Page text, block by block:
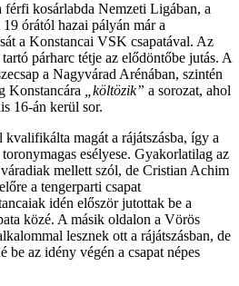
férfi kosárlabda Nemzeti Ligában, a
órától hazai pályán már a
a Konstancai VSK csapatával. Az
párharc tétje az elődöntőbe jutás. A
a Nagyvárad Arénában, szintén
Konstancára
„költözik” a sorozat, ahol
16-án kerül sor.
magát a rájátszásba, így a
esélyese. Gyakorlatilag az
mellett szól, de Cristian Achim
a tengerparti csapat
idén először jutottak be a
közé. A másik oldalon a Vörös
lesznek ott a rájátszásban, de
be az idény végén a csapat népes